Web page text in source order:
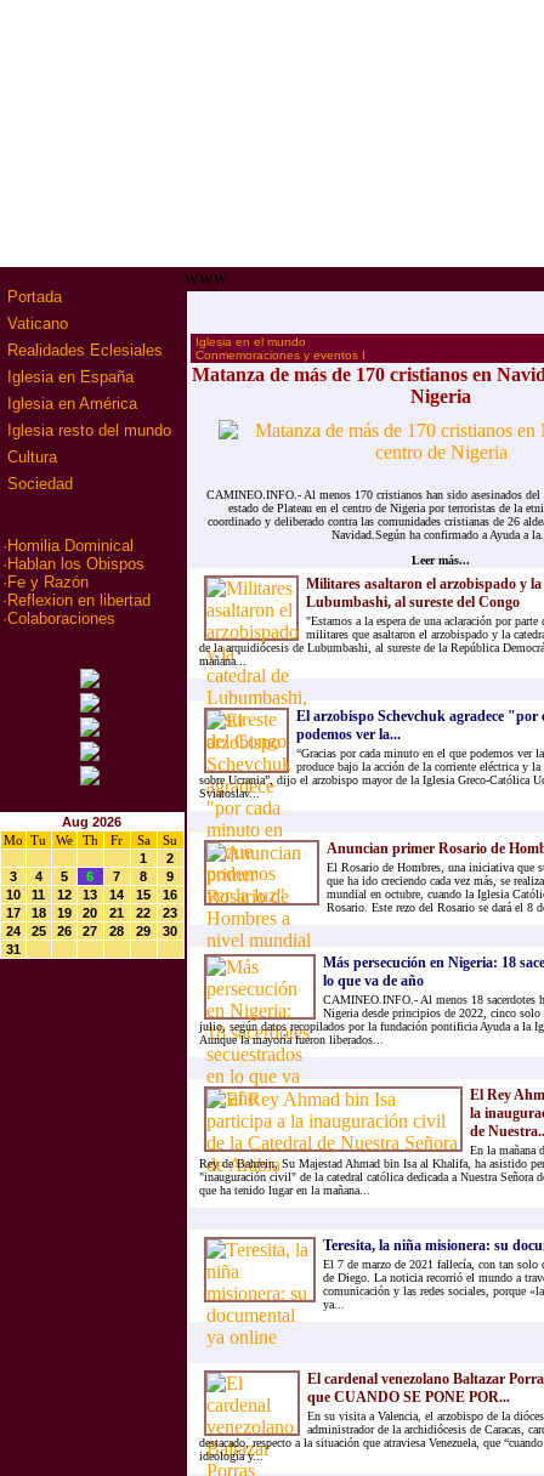
Portada
Vaticano
Realidades Eclesiales
Iglesia en España
Iglesia en América
Iglesia resto del mundo
Cultura
Sociedad
· Homilia Dominical
· Hablan los Obispos
· Fe y Razón
· Reflexion en libertad
·Colaboraciones
Aug 2026
Mo
Tu We Th Fr Sa
Su
1
2
3
4 5 6 7 8
9
10
11 12 13 14 15
16
17
18 19 20 21 22
23
24
25 26 27 28 29
30
31
www
·Iglesia en el mundo
·Conmemoraciones y eventos I
Matanza de más de 170 cristianos en
Nigeria
CAMINEO.INFO.- Al menos 170 cristianos han sido asesinados
estado de Plateau en el centro de Nigeria por terroristas de la
coordinado y deliberado contra las comunidades cristianas de 26
Navidad.Según ha confirmado a Ayuda a
Leer más...
Militares asaltaron el arzobispado y
Lubumbashi, al sureste del Congo
"Estamos a la espera de una aclaración por
militares que asaltaron el arzobispado y la
de la arquidiócesis de Lubumbashi, al sureste de la República
mañana...
El arzobispo Schevchuk agradece "por
podemos ver la...
“Gracias por cada minuto en el que podemos ver
produce bajo la acción de la corriente eléctrica y
sobre Ucrania”, dijo el arzobispo mayor de la Iglesia Greco-Católica
Sviatoslav...
Anuncian primer Rosario de
El Rosario de Hombres, una iniciativa que
que ha ido creciendo cada vez más, se
mundial en octubre, cuando la Iglesia
Rosario. Este rezo del Rosario se dará el 8
Más persecución en Nigeria: 18
lo que va de año
CAMINEO.INFO.- Al menos 18 sacerdotes
Nigeria desde principios de 2022, cinco solo
julio, según datos recopilados por la fundación pontificia Ayuda a la
Aunque la mayoría fueron liberados...
El Rey
la
de
En la mañana
Rey de Bahrein, Su Majestad Ahmad bin Isa al Khalifa, ha asistido
"inauguración civil" de la catedral católica dedicada a Nuestra Señora
que ha tenido lugar en la mañana...
Teresita, la niña misionera: su
El 7 de marzo de 2021 fallecía, con tan solo
de Diego. La noticia recorrió el mundo a
comunicación y las redes sociales, porque
ya...
El cardenal venezolano Baltazar
que CUANDO SE PONE POR...
En su visita a Valencia, el arzobispo de la
administrador de la archidiócesis de Caracas,
destacado, respecto a la situación que atraviesa Venezuela, que
ideología y...